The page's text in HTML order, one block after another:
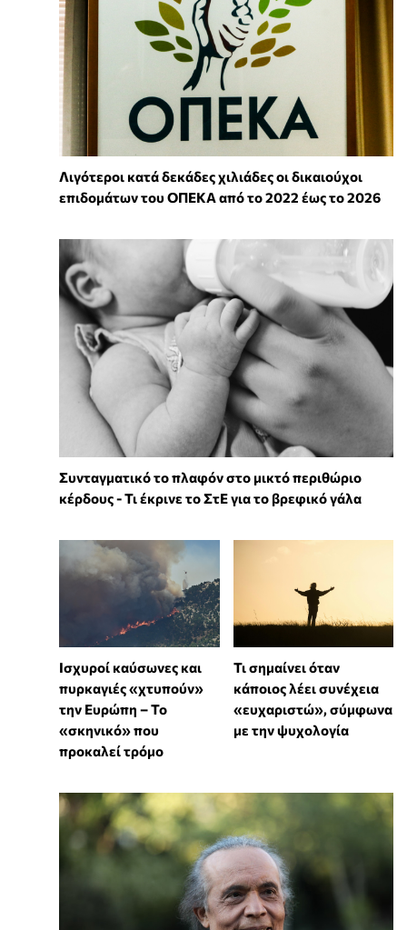
Λιγότεροι κατά δεκάδες χιλιάδες οι δικαιούχοι
επιδομάτων του ΟΠΕΚΑ από το 2022 έως το 2026
Συνταγματικό το πλαφόν στο μικτό περιθώριο
κέρδους - Τι έκρινε το ΣτΕ για το βρεφικό γάλα
Ισχυροί καύσωνες και
πυρκαγιές «χτυπούν»
την Ευρώπη – Το
«σκηνικό» που
προκαλεί τρόμο
Τι σημαίνει όταν
κάποιος λέει συνέχεια
«ευχαριστώ», σύμφωνα
με την ψυχολογία